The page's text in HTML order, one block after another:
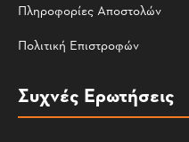
Πληροφορίες Αποστολών
Πολιτική Επιστροφών
Συχνές Ερωτήσεις